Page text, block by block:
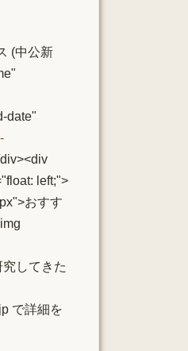
(中公新
date"
left;">
おすす
してきた
で詳細を